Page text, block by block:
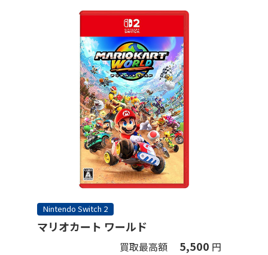
Nintendo Switch 2
マリオカート ワールド
買取最高額 5,500 円